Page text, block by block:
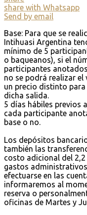
share with Whatsapp
Send by email
Base: Para que se
Intihuasi Argentina
mínimo de 5
o baqueanos), si el
participantes
no se podrá realizar el
un precio distinto
dicha salida.
5 días hábiles previos
cada participante
base o no.
Los depósitos
también las
costo adicional del
gastos
efectuarse en las
informaremos al
reserva o
oficinas de Martes y